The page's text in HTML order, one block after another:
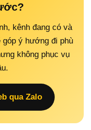
kênh đang có và
góp ý hướng đi phù
không phục vụ
qua Zalo